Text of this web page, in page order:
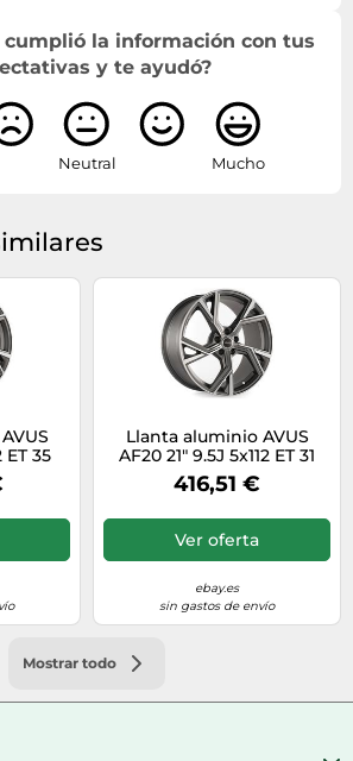
cumplió la información con tus
y te ayudó?
Neutral Mucho
ET 35
Llanta aluminio AVUS
AF20 21" 9.5J 5x112 ET 31
66.6 MATT ANTHRACITE
POLISHED
416,51 €
Ver oferta
ebay.es
sin gastos de envío
Mostrar todo